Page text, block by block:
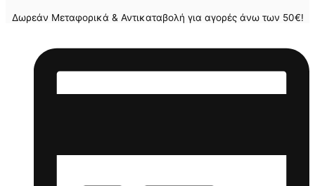
Δωρεάν Μεταφορικά & Αντικαταβολή για αγορές άνω των 50€!